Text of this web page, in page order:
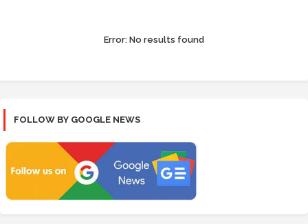
Error: No results found
FOLLOW BY GOOGLE NEWS